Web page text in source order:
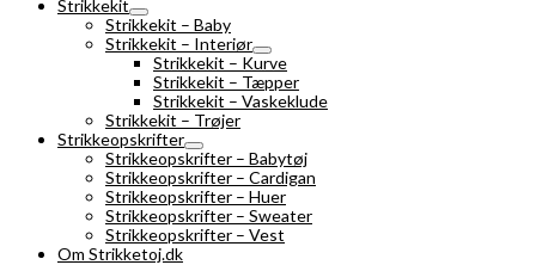
Strikkekit
Strikkekit – Baby
Strikkekit – Interiør
Strikkekit – Kurve
Strikkekit – Tæpper
Strikkekit – Vaskeklude
Strikkekit – Trøjer
Strikkeopskrifter
Strikkeopskrifter – Babytøj
Strikkeopskrifter – Cardigan
Strikkeopskrifter – Huer
Strikkeopskrifter – Sweater
Strikkeopskrifter – Vest
Om Strikketoj.dk